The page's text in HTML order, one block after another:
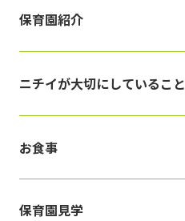
保育園紹介
ニチイが大切にしていること
お食事
保育園見学